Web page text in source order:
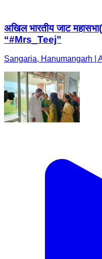
अखिल भारतीय जाट
“#Mrs_Teej”
Sangaria, Hanumangarh |